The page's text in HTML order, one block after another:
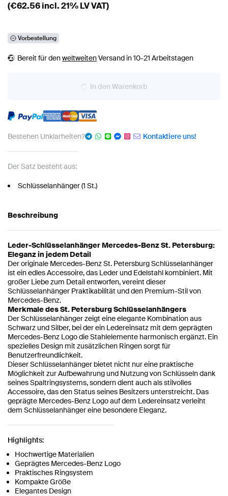
(€62.56incl. 21% LV VAT)
Vorbestellung
Bereit für denweltweitenVersand in 10-21 Arbeitstagen
In den Warenkorb
Bestehen Unklarheiten? Kontaktiere uns!
Der Satz besteht aus:
Schlüsselanhänger (1 St.)
Beschreibung
Leder-Schlüsselanhänger Mercedes-Benz St. Petersburg:
Eleganz in jedem Detail
Der originale Mercedes-Benz St. Petersburg Schlüsselanhänger
ist ein edles Accessoire, das Leder und Edelstahl kombiniert. Mit
großer Liebe zum Detail entworfen, vereint dieser
Schlüsselanhänger Praktikabilität und den Premium-Stil von
Mercedes-Benz.
Merkmale des St. Petersburg Schlüsselanhängers
Der Schlüsselanhänger zeigt eine elegante Kombination aus
Schwarz und Silber, bei der ein Ledereinsatz mit dem geprägten
Mercedes-Benz Logo die Stahlelemente harmonisch ergänzt. Ein
spezielles Design mit zusätzlichen Ringen sorgt für
Benutzerfreundlichkeit.
Dieser Schlüsselanhänger bietet nicht nur eine praktische
Möglichkeit zur Aufbewahrung und Nutzung von Schlüsseln dank
seines Spaltringsystems, sondern dient auch als stilvolles
Accessoire, das den Status seines Besitzers unterstreicht. Das
geprägte Mercedes-Benz Logo auf dem Ledereinsatz verleiht
dem Schlüsselanhänger eine besondere Eleganz.
Highlights:
Hochwertige Materialien
Geprägtes Mercedes-Benz Logo
Praktisches Ringsystem
Kompakte Größe
Elegantes Design